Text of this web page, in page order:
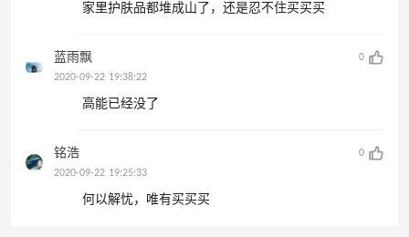
家里护肤品都堆成山了，还是忍不住买买买
蓝雨飘
0
2020-09-22 19:38:22
高能已经没了
铭浩
0
2020-09-22 19:25:33
何以解忧，唯有买买买